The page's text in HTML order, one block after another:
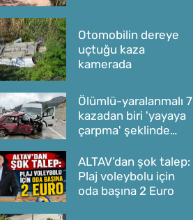
Otomobilin dereye
uçtuğu kaza
kamerada
Ölümlü-yaralanmalı 7
kazadan biri 'yayaya
çarpma' şeklinde
ALTAV’dan şok talep:
Plaj voleybolu için
oda başına 2 Euro